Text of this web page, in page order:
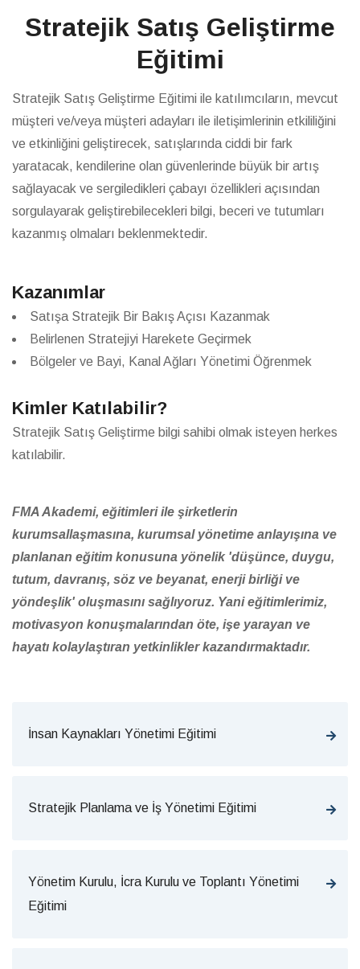
Stratejik Satış Geliştirme
Eğitimi
Stratejik Satış Geliştirme Eğitimi ile katılımcıların, mevcut
müşteri ve/veya müşteri adayları ile iletişimlerinin etkililiğini
ve etkinliğini geliştirecek, satışlarında ciddi bir fark
yaratacak, kendilerine olan güvenlerinde büyük bir artış
sağlayacak ve sergiledikleri çabayı özellikleri açısından
sorgulayarak geliştirebilecekleri bilgi, beceri ve tutumları
kazanmış olmaları beklenmektedir.
Kazanımlar
Satışa Stratejik Bir Bakış Açısı Kazanmak
Belirlenen Stratejiyi Harekete Geçirmek
Bölgeler ve Bayi, Kanal Ağları Yönetimi Öğrenmek
Kimler Katılabilir?
Stratejik Satış Geliştirme bilgi sahibi olmak isteyen herkes
katılabilir.
FMA Akademi, eğitimleri ile şirketlerin
kurumsallaşmasına, kurumsal yönetime anlayışına ve
planlanan eğitim konusuna yönelik 'düşünce, duygu,
tutum, davranış, söz ve beyanat, enerji birliği ve
yöndeşlik' oluşmasını sağlıyoruz. Yani eğitimlerimiz,
motivasyon konuşmalarından öte, işe yarayan ve
hayatı kolaylaştıran yetkinlikler kazandırmaktadır.
İnsan Kaynakları Yönetimi Eğitimi
Stratejik Planlama ve İş Yönetimi Eğitimi
Yönetim Kurulu, İcra Kurulu ve Toplantı Yönetimi
Eğitimi